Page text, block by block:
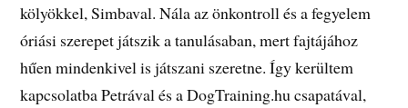
kölyökkel, Simbaval. Nála az önkontroll és a fegyelem
óriási szerepet játszik a tanulásaban, mert fajtájához
hűen mindenkivel is játszani szeretne. Így kerültem
kapcsolatba Petrával és a DogTraining.hu csapatával,